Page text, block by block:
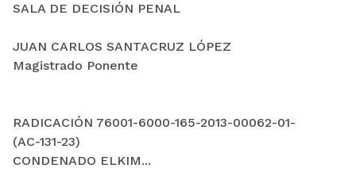
SALA DE DECISIÓN PENAL
JUAN CARLOS SANTACRUZ LÓPEZ
Magistrado Ponente
RADICACIÓN 76001-6000-165-2013-00062-01-
(AC-131-23)
CONDENADO ELKIM...